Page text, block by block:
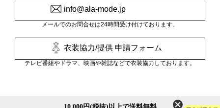
info@ala-mode.jp
メールでのお問合せは24時間受け付けております。
衣装協力/提供 申請フォーム
テレビ番組やドラマ、映画や雑誌などで衣装協力しております。